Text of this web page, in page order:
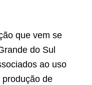
que vem se
do Sul
ao uso
de